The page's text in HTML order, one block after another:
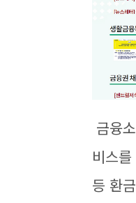
금융
비스
등 환